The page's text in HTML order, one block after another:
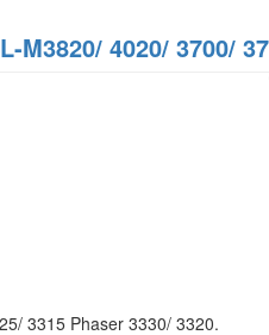
M3820/ 4020/ 3700/
3315 Phaser 3330/ 3320.